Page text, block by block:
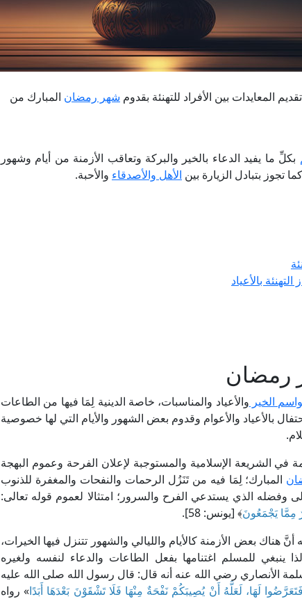
المعايدات بين الأفراد للتهنئة بقدوم شهر رمضان المبارك من
بكلِّ ما يفيد الدعاء بالخير والبركة وتعاقب الأزمنة من أيام وشهور
تجوز بتبادل الزيارة بين الأهل والأصدقاء والأحبة.
بالأعياد
رمضان
الخير والأعياد والمناسبات، خاصة الدينية لِمَا فيها من الطاعات
بالأعياد والأعوام وقدوم بعض الشهور والأيام التي لها خصوصية
في الشريعة الإسلامية والمستوجبة لإعلان الفرحة وعموم البهجة
المبارك؛ لِمَا فيه من تَنَزُل الرحمات والنفحات والمغفرة للذنوب
وفضله الذي يستدعي الفرح والسرور؛ امتثالا لعموم قوله تعالى:
مِمَّا يَجْمَعُونَ﴾ [يونس: 58].
هناك بعض الأزمنة كالأيام والليالي والشهور تتنزل فيها الخيرات،
ينبغي للمسلم اغتنامها بفعل الطاعات والدعاء لنفسه ولغيره
الأنصاري رضي الله عنه أنه قال: قال رسول الله صلى الله عليه
لَهَا، لَعَلَّهُ أَنْ يُصِيبَكُمْ نَفْحَةٌ مِنْهَا فَلَا تَشْقَوْنَ بَعْدَهَا أَبَدًا» رواه